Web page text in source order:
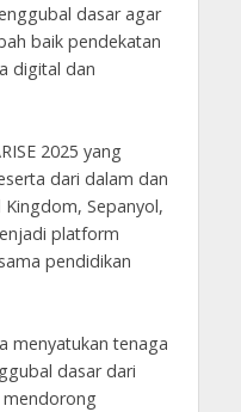
dasar agar
baik pendekatan
digital dan
2025 yang
dari dalam dan
Sepanyol,
platform
pendidikan
menyatukan tenaga
dasar dari